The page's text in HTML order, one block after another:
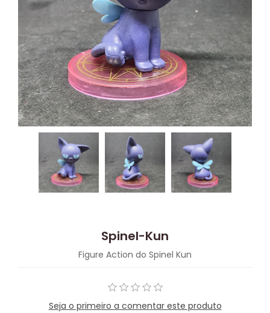
Spinel-Kun
Figure Action do Spinel Kun
Seja o primeiro a comentar este produto